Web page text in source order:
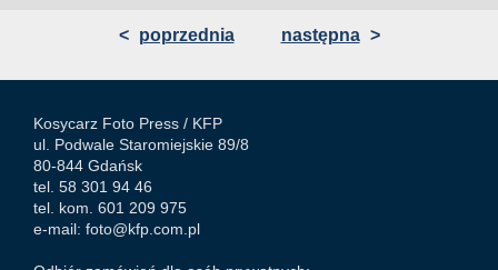
< poprzednia następna >
Kosycarz Foto Press / KFP
ul. Podwale Staromiejskie 89/8
80-844 Gdańsk
tel. 58 301 94 46
tel. kom. 601 209 975
e-mail: foto@kfp.com.pl